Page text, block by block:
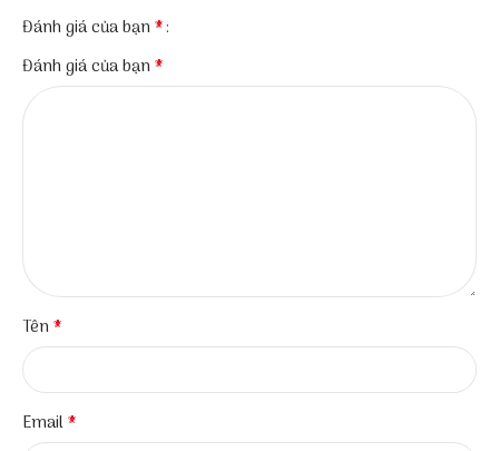
Đánh giá của bạn*
Đánh giá của bạn*
Tên*
Email*